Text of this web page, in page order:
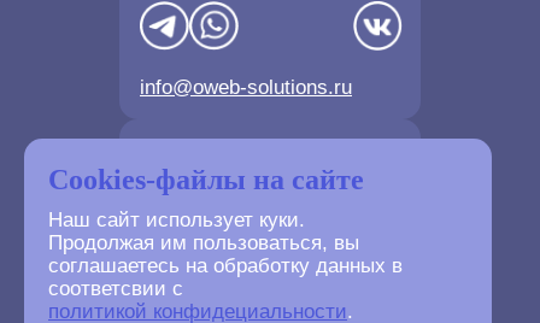
Cookies-файлы на сайте
Наш сайт использует куки.
Продолжая им пользоваться, вы
соглашаетесь на обработку данных в
соответсвии с
политикой конфидециальности.
info@oweb-solutions.ru
+7(4872) 702-730
+7(499) 677-61-84